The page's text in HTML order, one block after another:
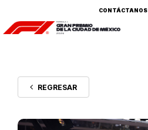
CONTÁCTANOS
REGRESAR